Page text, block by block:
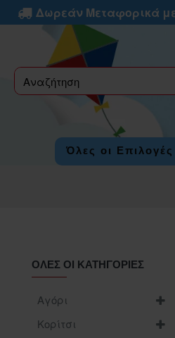
Δωρεάν Μεταφορικά
label
Όλες οι Επιλογές
ΌΛΕΣ ΟΙ ΚΑΤΗΓΟΡΊΕΣ
Αγόρι
Κορίτσι